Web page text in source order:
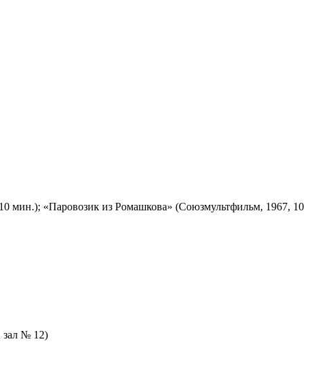
мин.); «Паровозик из Ромашкова» (Союзмультфильм, 1967, 10
зал № 12)